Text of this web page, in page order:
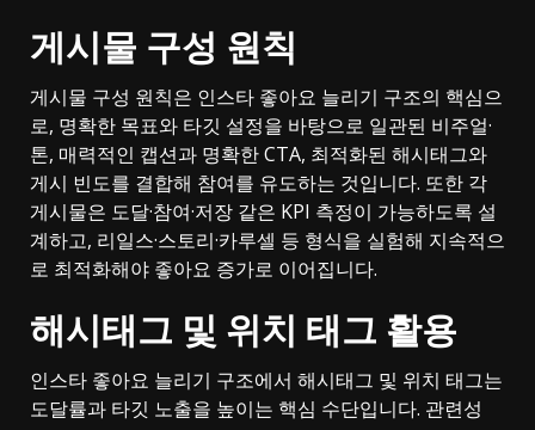
게시물 구성 원칙
게시물 구성 원칙은 인스타 좋아요 늘리기 구조의 핵심으
로, 명확한 목표와 타깃 설정을 바탕으로 일관된 비주얼·
톤, 매력적인 캡션과 명확한 CTA, 최적화된 해시태그와
게시 빈도를 결합해 참여를 유도하는 것입니다. 또한 각
게시물은 도달·참여·저장 같은 KPI 측정이 가능하도록 설
계하고, 리일스·스토리·카루셀 등 형식을 실험해 지속적으
로 최적화해야 좋아요 증가로 이어집니다.
해시태그 및 위치 태그 활용
인스타 좋아요 늘리기 구조에서 해시태그 및 위치 태그는
도달률과 타깃 노출을 높이는 핵심 수단입니다. 관련성